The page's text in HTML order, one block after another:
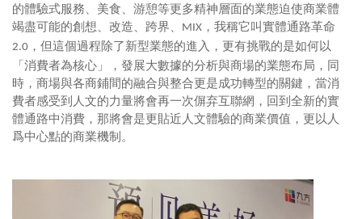
的體驗式服務、美食、游憩等更多精神層面的業態迫使商業體
竭盡可能的創想、改造、跨界、
MIX ，我稱它叫實體通路革命
2.0 ，但這個過程除了新型業態的進入，更有挑戰的是如何以
「消費者為核心」，發展大數據的分析與商場的業態布局，同
時，商場與各商鋪間的融合與整合更是成功轉型的關鍵，當消
費者感受到人文的力量將會再一次偋弃互聯網，回到全新的實
體通路中消費，那將會是更貼近人文體驗的商業價值，更以人
爲中心點的商業機制。